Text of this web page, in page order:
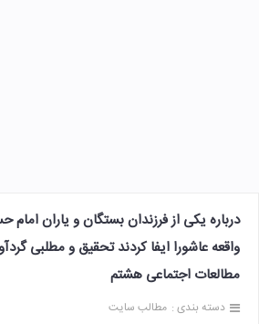
درباره یکی از فرزندان بستگان و یاران
مطالعات اجتماعی هشتم
دسته بندی : مطالب سایت